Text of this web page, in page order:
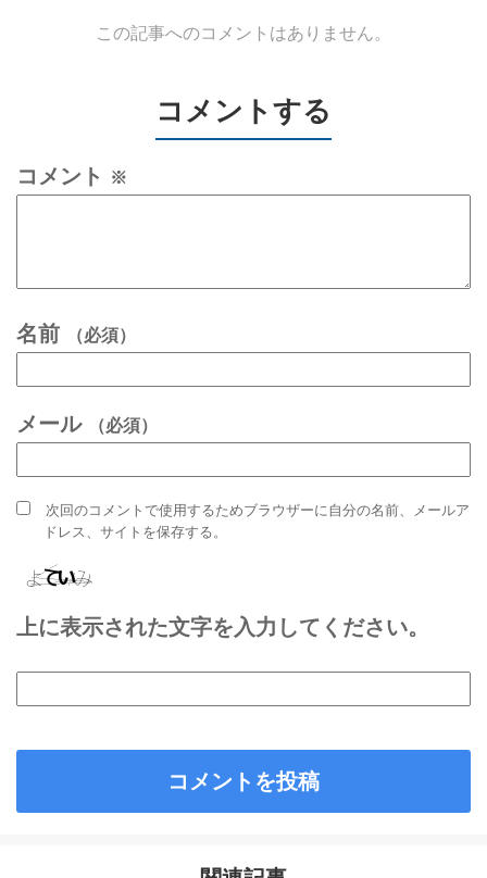
この記事へのコメントはありません。
コメントする
コメント ※
名前 （必須）
メール （必須）
次回のコメントで使用するためブラウザーに自分の名前、メールア
ドレス、サイトを保存する。
上に表示された文字を入力してください。